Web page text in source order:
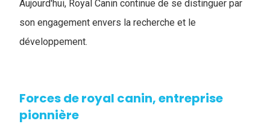
Aujourd'hui, Royal Canin continue de se distinguer par
son engagement envers la recherche et le
développement.
Forces de royal canin, entreprise
pionnière